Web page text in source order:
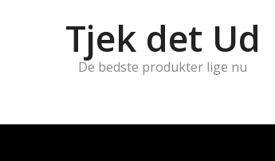
Tjek det Ud
De bedste produkter lige nu